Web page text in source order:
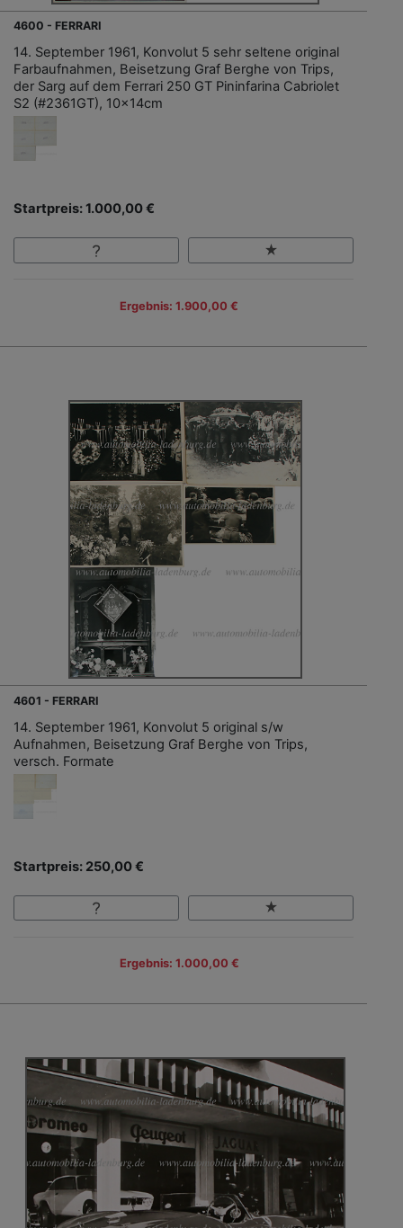
4600 - FERRARI
14. September 1961, Konvolut 5 sehr seltene original
Farbaufnahmen, Beisetzung Graf Berghe von Trips,
der Sarg auf dem Ferrari 250 GT Pininfarina Cabriolet
S2 (#2361GT), 10x14cm
Startpreis: 1.000,00 €
Ergebnis: 1.900,00 €
4601 - FERRARI
14. September 1961, Konvolut 5 original s/w
Aufnahmen, Beisetzung Graf Berghe von Trips,
versch. Formate
Startpreis: 250,00 €
Ergebnis: 1.000,00 €